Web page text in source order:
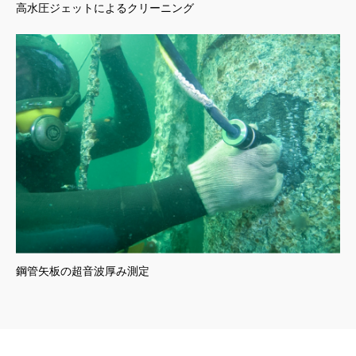
高水圧ジェットによるクリーニング
鋼管矢板の超音波厚み測定